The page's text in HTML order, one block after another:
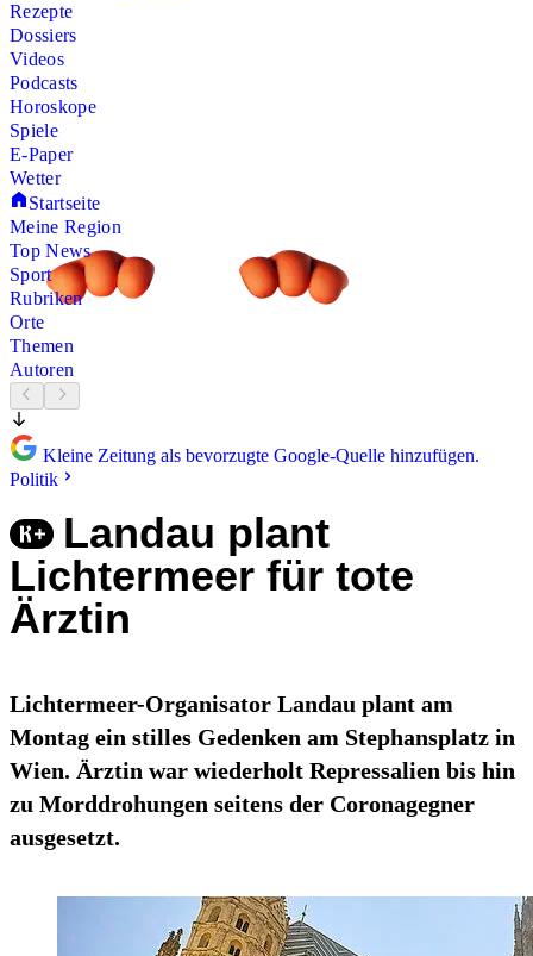
Rezepte
Dossiers
Videos
Podcasts
Horoskope
Spiele
E-Paper
Wetter
Startseite
Meine Region
Top News
Sport
Rubriken
Orte
Themen
Autoren
Kleine Zeitung als bevorzugte Google-Quelle hinzufügen.
Politik
Landau plant
Lichtermeer für tote
Ärztin
Lichtermeer-Organisator Landau plant am
Montag ein stilles Gedenken am Stephansplatz in
Wien. Ärztin war wiederholt Repressalien bis hin
zu Morddrohungen seitens der Coronagegner
ausgesetzt.